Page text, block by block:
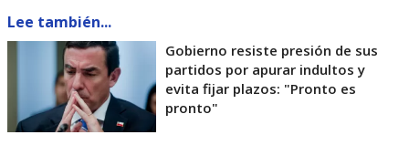
Lee también...
Gobierno resiste presión de sus
partidos por apurar indultos y
evita fijar plazos: "Pronto es
pronto"